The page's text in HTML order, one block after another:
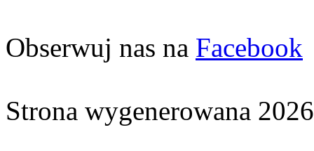
Obserwuj nas na Facebook
Strona wygenerowana